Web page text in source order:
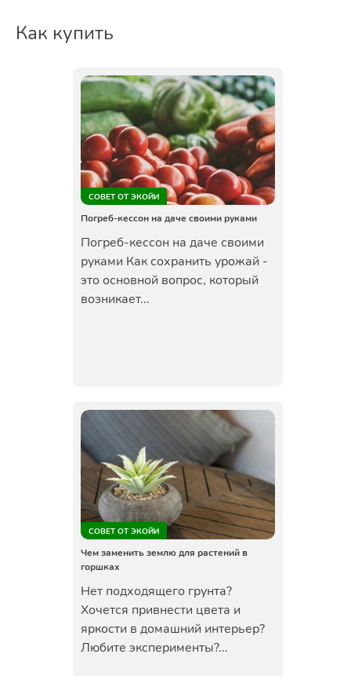
Как купить
СОВЕТ ОТ ЭКОЙИ
Погреб-кессон на даче своими руками
Погреб-кессон на даче своими
руками Как сохранить урожай -
это основной вопрос, который
возникает...
СОВЕТ ОТ ЭКОЙИ
Чем заменить землю для растений в
горшках
Нет подходящего грунта?
Хочется привнести цвета и
яркости в домашний интерьер?
Любите эксперименты?...